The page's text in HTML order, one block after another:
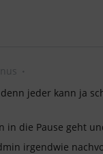
jeder kann ja
in die Pause geht
irgendwie